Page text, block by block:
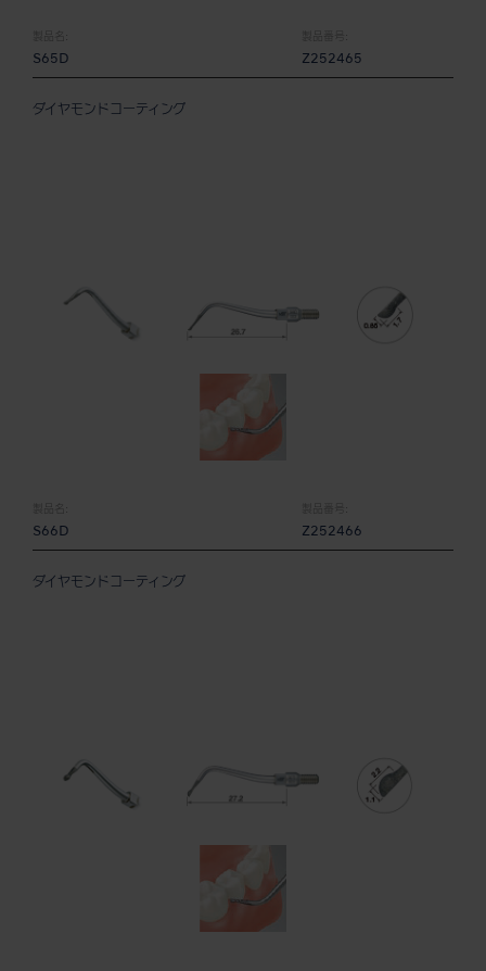
製品名:
S65D
製品番号:
Z252465
ダイヤモンドコーティング
製品名:
S66D
製品番号:
Z252466
ダイヤモンドコーティング